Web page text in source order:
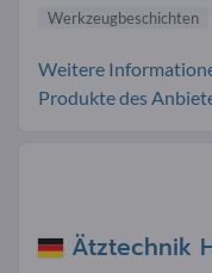
Werkzeugbeschichten
Weitere
Produkte des
Ätztechnik